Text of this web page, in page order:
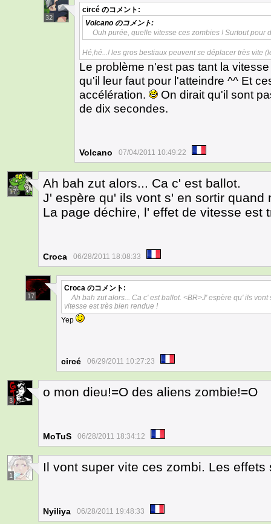
32
circé のコメント:
Volcano のコメント:
Ouh purée, quelle vitesse ces zombies ! Surtout pour
Hé,hé...! les gros bestiaux peuvent se déplacer très vite
Le problème n'est pas tant la
qu'il leur faut pour l'atteindre ^^ Et
accélération.
On dirait qu'il sont
de dix secondes.
Volcano 07/04/2011 10:49:22
17
Ah bah zut alors... Ca c' est ballot.
J' espère qu' ils vont s' en sortir quand
La page déchire, l' effet de vitesse est
Croca 06/28/2011 18:08:33
17
Croca のコメント:
Ah bah zut alors... Ca c' est ballot. <BR>J' espère qu' ils
vitesse est très bien rendue !
Yep
circé 06/29/2011 10:27:23
3
o mon dieu!=O des aliens zombie!=O
MoTuS 06/28/2011 18:34:12
1
Il vont super vite ces zombi. Les effets
Nyiliya 06/28/2011 19:48:33